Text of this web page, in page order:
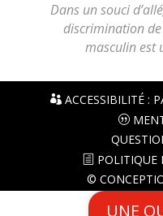
Dans un souci
discrimination
masculin est
ACCESSIBILITÉ :
POLITIQUE
©
UNE